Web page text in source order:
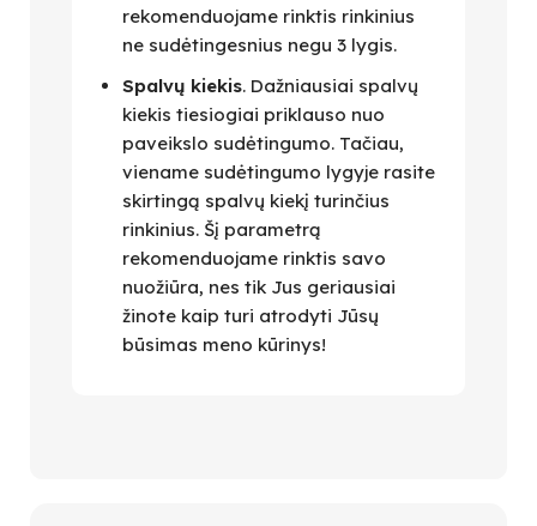
rekomenduojame rinktis rinkinius
ne sudėtingesnius negu 3 lygis.
Spalvų kiekis. Dažniausiai spalvų
kiekis tiesiogiai priklauso nuo
paveikslo sudėtingumo. Tačiau,
viename sudėtingumo lygyje rasite
skirtingą spalvų kiekį turinčius
rinkinius. Šį parametrą
rekomenduojame rinktis savo
nuožiūra, nes tik Jus geriausiai
žinote kaip turi atrodyti Jūsų
būsimas meno kūrinys!